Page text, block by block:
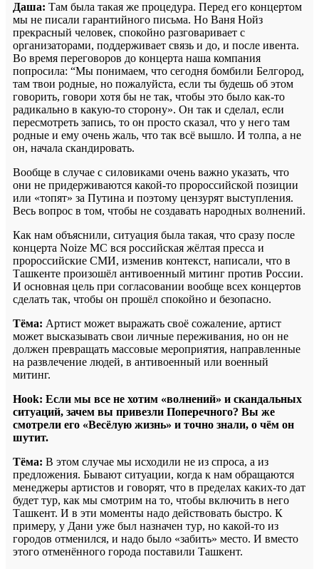
Даша: Там была такая же процедура. Перед его концертом
мы не писали гарантийного письма. Но Ваня Нойз
прекрасный человек, спокойно разговаривает с
организаторами, поддерживает связь и до, и после ивента.
Во время переговоров до концерта наша компания
попросила: “Мы понимаем, что сегодня бомбили Белгород,
там твои родные, но пожалуйста, если ты будешь об этом
говорить, говори хотя бы не так, чтобы это было как-то
радикально в какую-то сторону». Он так и сделал, если
пересмотреть запись, то он просто сказал, что у него там
родные и ему очень жаль, что так всё вышло. И толпа, а не
он, начала скандировать.
Вообще в случае с силовиками очень важно указать, что
они не придерживаются какой-то пророссийской позиции
или «топят» за Путина и поэтому цензурят выступления.
Весь вопрос в том, чтобы не создавать народных волнений.
Как нам объяснили, ситуация была такая, что сразу после
концерта Noize MC вся российская жёлтая пресса и
пророссийские СМИ, изменив контекст, написали, что в
Ташкенте произошёл антивоенный митинг против России.
И основная цель при согласовании вообще всех концертов
сделать так, чтобы он прошёл спокойно и безопасно.
Тёма: Артист может выражать своё сожаление, артист
может высказывать свои личные переживания, но он не
должен превращать массовые мероприятия, направленные
на развлечение людей, в антивоенный или военный
митинг.
Hook: Если мы все не хотим «волнений» и скандальных
ситуаций, зачем вы привезли Поперечного? Вы же
смотрели его «Весёлую жизнь» и точно знали, о чём он
шутит.
Тёма: В этом случае мы исходили не из спроса, а из
предложения. Бывают ситуации, когда к нам обращаются
менеджеры артистов и говорят, что в пределах каких-то дат
будет тур, как мы смотрим на то, чтобы включить в него
Ташкент. И в эти моменты надо действовать быстро. К
примеру, у Дани уже был назначен тур, но какой-то из
городов отменился, и надо было «забить» место. И вместо
этого отменённого города поставили Ташкент.